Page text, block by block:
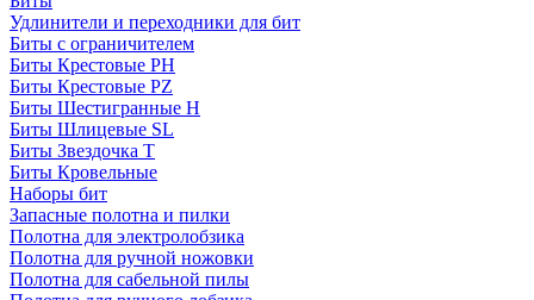
Удлинители и переходники для бит
Биты с ограничителем
Биты Крестовые PH
Биты Крестовые PZ
Биты Шестигранные H
Биты Шлицевые SL
Биты Звездочка T
Биты Кровельные
Наборы бит
Запасные полотна и пилки
Полотна для электролобзика
Полотна для ручной ножовки
Полотна для сабельной пилы